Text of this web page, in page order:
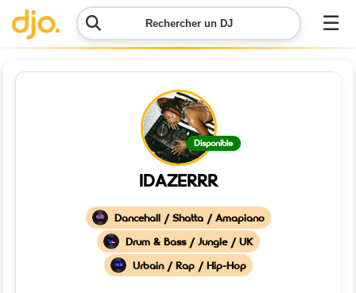
Rechercher un DJ ☰
Menu
demande
Simulateur
Disponible
IDAZERRR
Dancehall / Shatta / Amapiano
Drum & Bass / Jungle / UK
Urbain / Rap / Hip-Hop